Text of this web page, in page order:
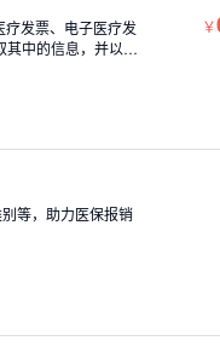
发票、电子医疗发
中的信息，并以整
￥
等，助力医保报销